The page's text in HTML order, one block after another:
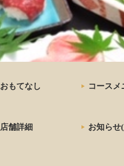
おもてなし コースメ
店舗詳細 お知らせ